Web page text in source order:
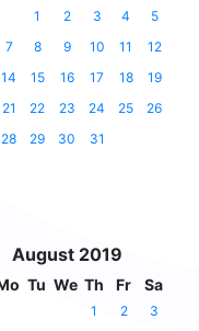
1 2 3 4
5
7 8 9 10 11
12
14 15 16 17 18
19
21 22 23 24 25
26
28 29 30 31
August 2019
Tu We Th Fr Sa
1 2
3